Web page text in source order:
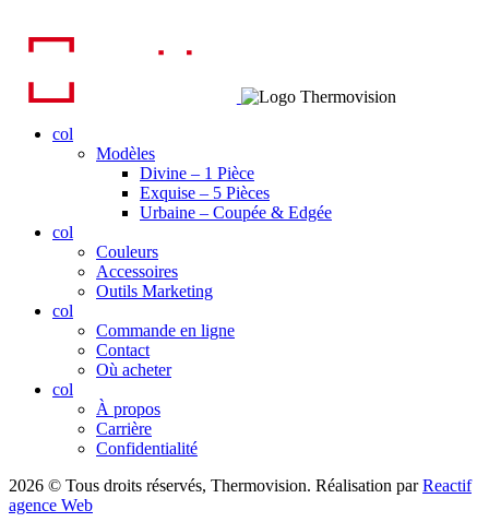
col
Modèles
Divine – 1 Pièce
Exquise – 5 Pièces
Urbaine – Coupée & Edgée
col
Couleurs
Accessoires
Outils Marketing
col
Commande en ligne
Contact
Où acheter
col
À propos
Carrière
Confidentialité
2026 © Tous droits réservés, Thermovision. Réalisation parReactif
agence Web